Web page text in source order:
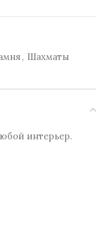
, Шахматы
интерьер.